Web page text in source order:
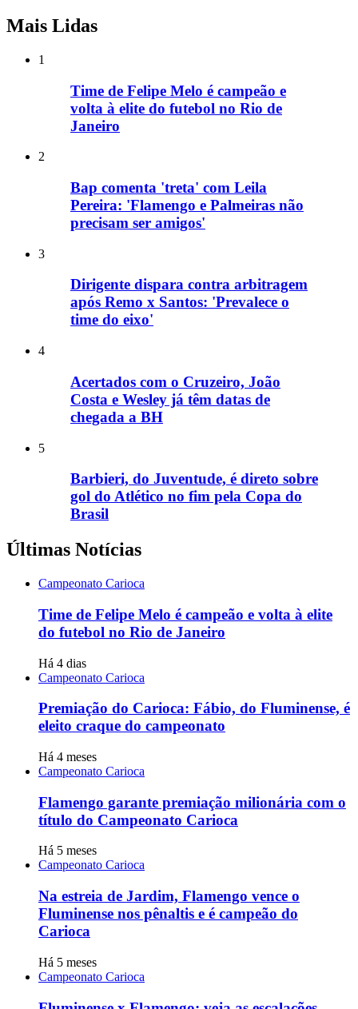
Mais Lidas
1
Time de Felipe Melo é campeão e
volta à elite do futebol no Rio de
Janeiro
2
Bap comenta 'treta' com Leila
Pereira: 'Flamengo e Palmeiras não
precisam ser amigos'
3
Dirigente dispara contra arbitragem
após Remo x Santos: 'Prevalece o
time do eixo'
4
Acertados com o Cruzeiro, João
Costa e Wesley já têm datas de
chegada a BH
5
Barbieri, do Juventude, é direto sobre
gol do Atlético no fim pela Copa do
Brasil
Últimas Notícias
Campeonato Carioca
Time de Felipe Melo é campeão e volta à elite
do futebol no Rio de Janeiro
Há 4 dias
Campeonato Carioca
Premiação do Carioca: Fábio, do Fluminense, é
eleito craque do campeonato
Há 4 meses
Campeonato Carioca
Flamengo garante premiação milionária com o
título do Campeonato Carioca
Há 5 meses
Campeonato Carioca
Na estreia de Jardim, Flamengo vence o
Fluminense nos pênaltis e é campeão do
Carioca
Há 5 meses
Campeonato Carioca